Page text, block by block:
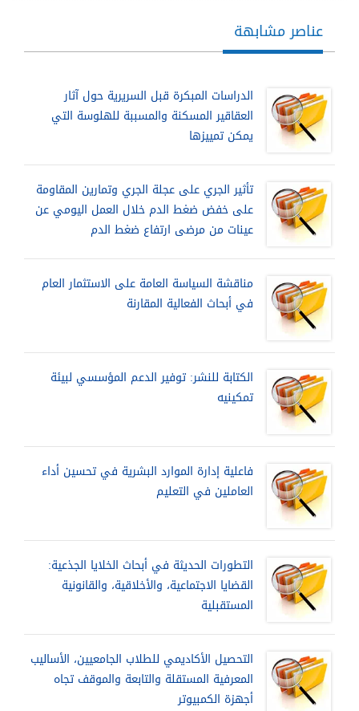
عناصر مشابهة
الدراسات المبكرة قبل السريرية حول آثار
العقاقير المسكنة والمسببة للهلوسة التي
يمكن تمييزها
تأثير الجري على عجلة الجري وتمارين المقاومة
على خفض ضغط الدم خلال العمل اليومي عن
عينات من مرضى ارتفاع ضغط الدم
مناقشة السياسة العامة على الاستثمار العام
في أبحاث الفعالية المقارنة
الكتابة للنشر: توفير الدعم المؤسسي لبيئة
تمكينيه
فاعلية إدارة الموارد البشرية في تحسين أداء
العاملين في التعليم
التطورات الحديثة في أبحاث الخلايا الجذعية:
القضايا الاجتماعية، والأخلاقية، والقانونية
المستقبلية
التحصيل الأكاديمي للطلاب الجامعيين، الأساليب
المعرفية المستقلة والتابعة والموقف تجاه
أجهزة الكمبيوتر